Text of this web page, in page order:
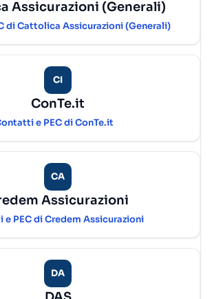
Assicurazioni (Generali)
di Cattolica Assicurazioni (Generali)
CI
ConTe.it
e PEC di ConTe.it
CA
Assicurazioni
PEC di Credem Assicurazioni
DA